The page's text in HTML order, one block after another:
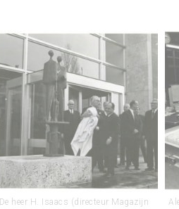
De heer H. Isaacs (directeur Magazijn